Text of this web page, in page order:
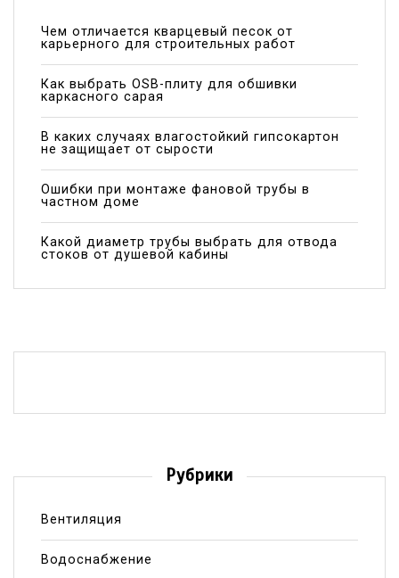
Чем отличается кварцевый песок от
карьерного для строительных работ
Как выбрать OSB-плиту для обшивки
каркасного сарая
В каких случаях влагостойкий гипсокартон
не защищает от сырости
Ошибки при монтаже фановой трубы в
частном доме
Какой диаметр трубы выбрать для отвода
стоков от душевой кабины
Рубрики
Вентиляция
Водоснабжение